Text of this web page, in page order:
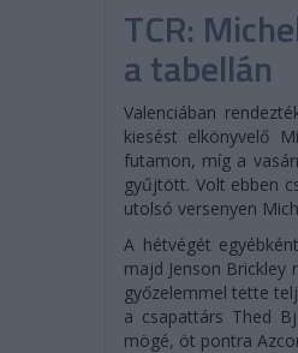
TCR:
a tabellán
Valenciában
kiesést elkönyvelő
futamon, míg a
gyűjtött. Volt ebben
utolsó versenyen
A hétvégét
majd Jenson
győzelemmel tette
a csapattárs Thed
mögé, öt pontra